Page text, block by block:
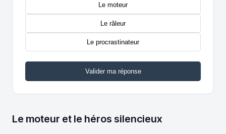
Le moteur
Le râleur
Le procrastinateur
Valider ma réponse
Le moteur et le héros silencieux